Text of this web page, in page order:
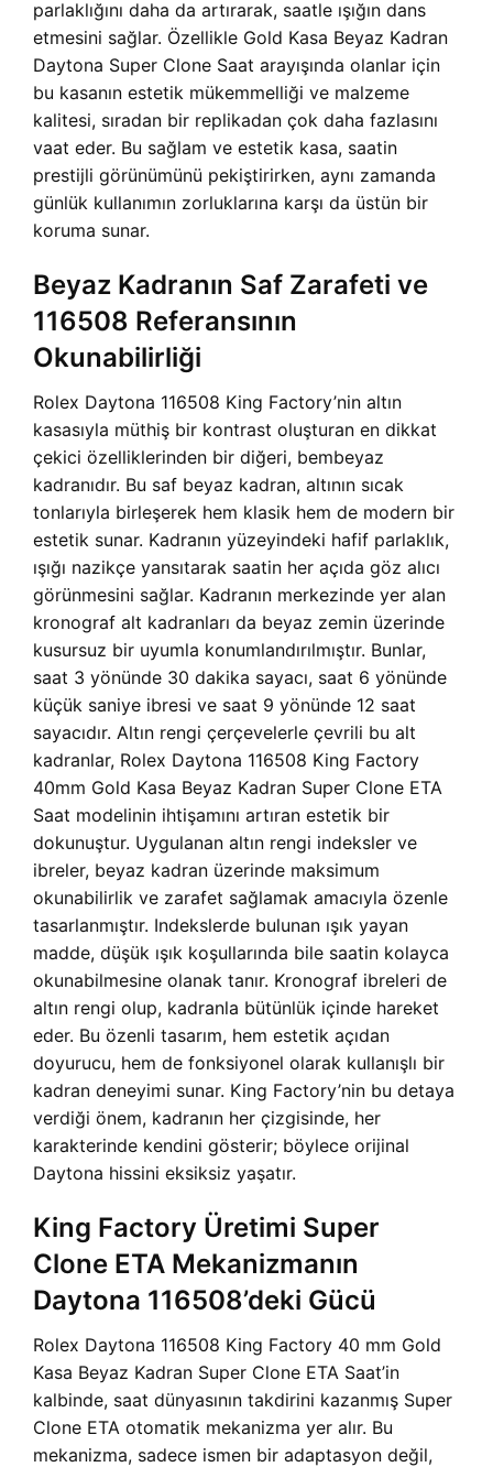
parlaklığını daha da artırarak, saatle ışığın dans
etmesini sağlar. Özellikle Gold Kasa Beyaz Kadran
Daytona Super Clone Saat arayışında olanlar için
bu kasanın estetik mükemmelliği ve malzeme
kalitesi, sıradan bir replikadan çok daha fazlasını
vaat eder. Bu sağlam ve estetik kasa, saatin
prestijli görünümünü pekiştirirken, aynı zamanda
günlük kullanımın zorluklarına karşı da üstün bir
koruma sunar.
Beyaz Kadranın Saf Zarafeti ve
116508 Referansının
Okunabilirliği
Rolex Daytona 116508 King Factory’nin altın
kasasıyla müthiş bir kontrast oluşturan en dikkat
çekici özelliklerinden bir diğeri, bembeyaz
kadranıdır. Bu saf beyaz kadran, altının sıcak
tonlarıyla birleşerek hem klasik hem de modern bir
estetik sunar. Kadranın yüzeyindeki hafif parlaklık,
ışığı nazikçe yansıtarak saatin her açıda göz alıcı
görünmesini sağlar. Kadranın merkezinde yer alan
kronograf alt kadranları da beyaz zemin üzerinde
kusursuz bir uyumla konumlandırılmıştır. Bunlar,
saat 3 yönünde 30 dakika sayacı, saat 6 yönünde
küçük saniye ibresi ve saat 9 yönünde 12 saat
sayacıdır. Altın rengi çerçevelerle çevrili bu alt
kadranlar, Rolex Daytona 116508 King Factory
40mm Gold Kasa Beyaz Kadran Super Clone ETA
Saat modelinin ihtişamını artıran estetik bir
dokunuştur. Uygulanan altın rengi indeksler ve
ibreler, beyaz kadran üzerinde maksimum
okunabilirlik ve zarafet sağlamak amacıyla özenle
tasarlanmıştır. Indekslerde bulunan ışık yayan
madde, düşük ışık koşullarında bile saatin kolayca
okunabilmesine olanak tanır. Kronograf ibreleri de
altın rengi olup, kadranla bütünlük içinde hareket
eder. Bu özenli tasarım, hem estetik açıdan
doyurucu, hem de fonksiyonel olarak kullanışlı bir
kadran deneyimi sunar. King Factory’nin bu detaya
verdiği önem, kadranın her çizgisinde, her
karakterinde kendini gösterir; böylece orijinal
Daytona hissini eksiksiz yaşatır.
King Factory Üretimi Super
Clone ETA Mekanizmanın
Daytona 116508’deki Gücü
Rolex Daytona 116508 King Factory 40 mm Gold
Kasa Beyaz Kadran Super Clone ETA Saat’in
kalbinde, saat dünyasının takdirini kazanmış Super
Clone ETA otomatik mekanizma yer alır. Bu
mekanizma, sadece ismen bir adaptasyon değil,